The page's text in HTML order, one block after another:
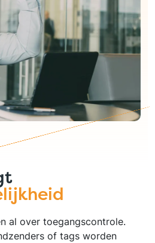
al over toegangscontrole.
of tags worden